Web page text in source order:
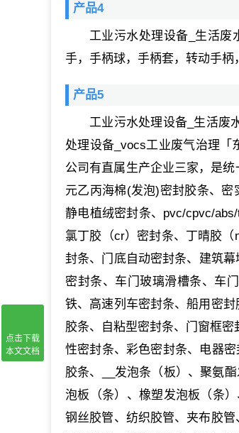
产品4
工业污水处理设备_生活废
手，手柄球，手柄套，转动手柄
产品5
工业污水处理设备_生活废
处理设备_vocs工业废气治理「
公司有直属生产企业三家，是
元乙丙海棉(发泡)密封胶条、
静电植绒密封条、pvc/cpvc/
氯丁胶（cr）密封条、丁晴胶
封条、门底自动密封条、建筑
密封条、车门玻璃滑槽条、车
铁、高速列车密封条、船用密
胶条、自粘型密封条、门窗框
性密封条、彩色密封条、电器
胶条、__发泡条（板）、聚氨
泡板（条）、橡塑发泡板（条
钢丝胶管、纺织胶管、夹布胶
点击下载
本文文档